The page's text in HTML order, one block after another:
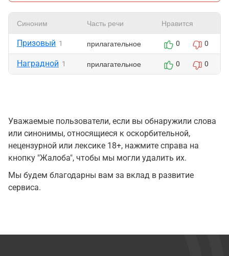
Синоним Часть речи Нравится
Призовый 1 прилагательное 0 0
Наградной 1 прилагательное 0 0
Уважаемые пользователи, если вы обнаружили слова
или синонимы, относящиеся к оскорбительной,
нецензурной или лексике 18+, нажмите справа на
кнопку "Жалоба", чтобы мы могли удалить их.
Мы будем благодарны вам за вклад в развитие
сервиса.